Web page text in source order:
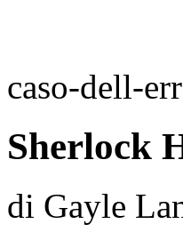
caso-dell-
Sherlock
di Gayle